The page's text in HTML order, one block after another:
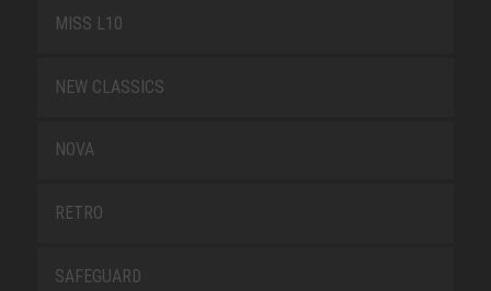
MISS L10
NEW CLASSICS
NOVA
RETRO
SAFEGUARD